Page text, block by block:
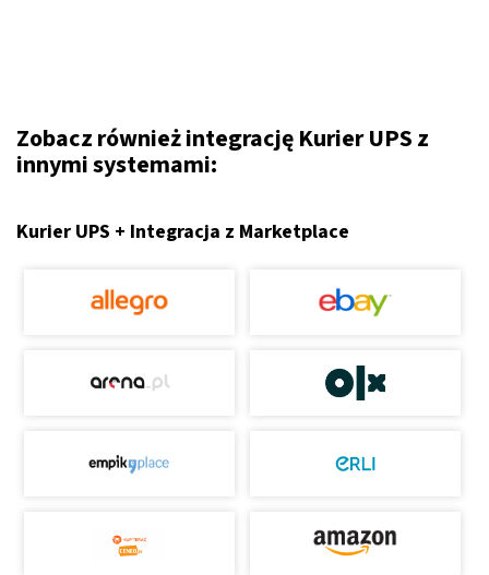
Zobacz również integrację Kurier UPS z
innymi systemami:
Kurier UPS + Integracja z Marketplace